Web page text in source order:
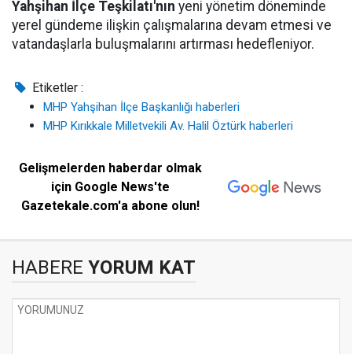
Yahşihan İlçe Teşkilatı'nın yeni yönetim döneminde
yerel gündeme ilişkin çalışmalarına devam etmesi ve
vatandaşlarla buluşmalarını artırması hedefleniyor.
Etiketler :
MHP Yahşihan İlçe Başkanlığı haberleri
MHP Kırıkkale Milletvekili Av. Halil Öztürk haberleri
Gelişmelerden haberdar olmak
için Google News'te
Gazetekale.com'a abone olun!
HABERE YORUM KAT